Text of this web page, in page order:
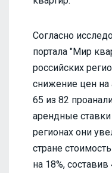
Согласно
портала "Мир
российских
снижение цен на
65 из 82
арендные
регионах они
стране
на 18%,